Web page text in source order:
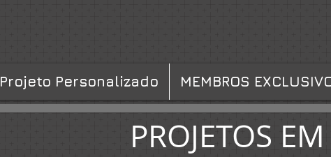
Projeto Personalizado MEMBROS
PROJETOS